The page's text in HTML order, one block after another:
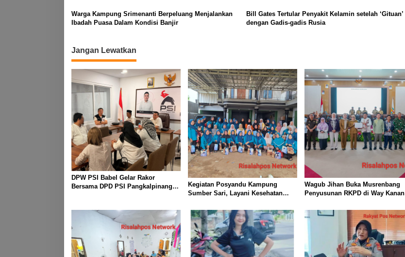
Warga Kampung Srimenanti Berpeluang Menjalankan
Ibadah Puasa Dalam Kondisi Banjir
Bill Gates Tertular Penyakit Kelamin setelah ‘Gituan’
dengan Gadis-gadis Rusia
Jangan Lewatkan
DPW PSI Babel Gelar Rakor
Bersama DPD PSI Pangkalpinang
Kegiatan Posyandu Kampung
Sumber Sari, Layani Kesehatan
Wagub Jihan Buka Musrenbang
Penyusunan RKPD di Way Kanan